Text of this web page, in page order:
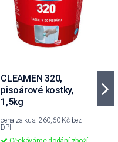
CLEAMEN 320,
pisoárové kostky,
1,5kg
cena za kus: 260,60 Kč bez
DPH